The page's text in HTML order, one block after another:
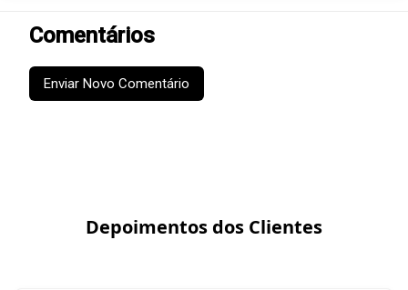
Comentários
Enviar Novo Comentário
Depoimentos dos Clientes